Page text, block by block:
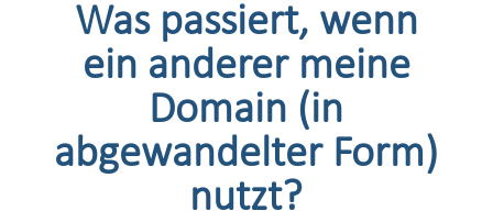
Was passiert, wenn
ein anderer meine
Domain (in
abgewandelter Form)
nutzt?